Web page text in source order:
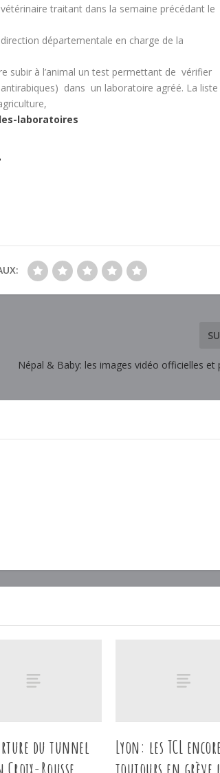
traitant dans la semaine précédant le
départementale en charge de la
subir à l’animal un test permettant de vérifier
dans un laboratoire agréé. La liste
laboratoires
Népal & Baby: les images vidéo officielles et
du tunnel
Croix-Rousse
Lyon: les TCL
toujours en grève